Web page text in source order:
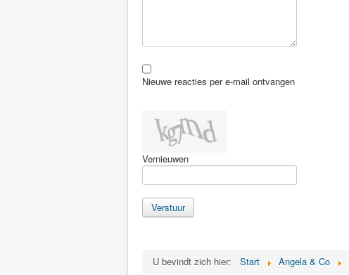
Nieuwe reacties per e-mail ontvangen
Vernieuwen
Verstuur
U bevindt zich hier:
Start Angela & Co